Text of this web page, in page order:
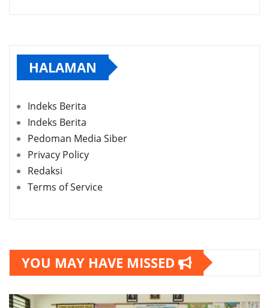
HALAMAN
Indeks Berita
Indeks Berita
Pedoman Media Siber
Privacy Policy
Redaksi
Terms of Service
YOU MAY HAVE MISSED